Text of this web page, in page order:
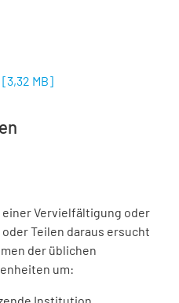
[3,32 MB]
Vervielfältigung oder
Teilen daraus ersucht
der üblichen
um: